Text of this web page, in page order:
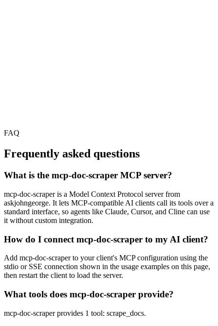
FAQ
Frequently asked questions
What is the mcp-doc-scraper MCP server?
mcp-doc-scraper is a Model Context Protocol server from
askjohngeorge. It lets MCP-compatible AI clients call its tools over a
standard interface, so agents like Claude, Cursor, and Cline can use
it without custom integration.
How do I connect mcp-doc-scraper to my AI client?
Add mcp-doc-scraper to your client's MCP configuration using the
stdio or SSE connection shown in the usage examples on this page,
then restart the client to load the server.
What tools does mcp-doc-scraper provide?
mcp-doc-scraper provides 1 tool: scrape_docs.